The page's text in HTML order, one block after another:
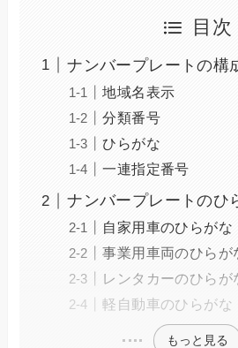
目次
ナンバープレートの構
地域名表示
分類番号
ひらがな
一連指定番号
ナンバープレートのひ
自家用車のひらがな
事業用車両のひらが
レンタカーのひらが
軽自動車のひらがな
もっと見る